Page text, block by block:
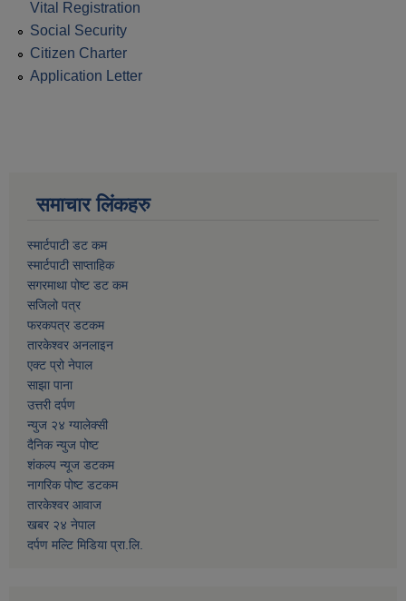
Vital Registration
Social Security
Citizen Charter
Application Letter
समाचार लिंकहरु
स्मार्टपाटी डट कम
स्मार्टपाटी साप्ताहिक
सगरमाथा पोष्ट डट कम
सजिलो पत्र
फरकपत्र डटकम
तारकेश्वर अनलाइन
एक्ट प्रो नेपाल
साझा पाना
उत्तरी दर्पण
न्युज २४ ग्यालेक्सी
दैनिक न्युज पोष्ट
शंकल्प न्यूज डटकम
नागरिक पोष्ट डटकम
तारकेश्वर आवाज
खबर २४ नेपाल
दर्पण मल्टि मिडिया प्रा.लि.